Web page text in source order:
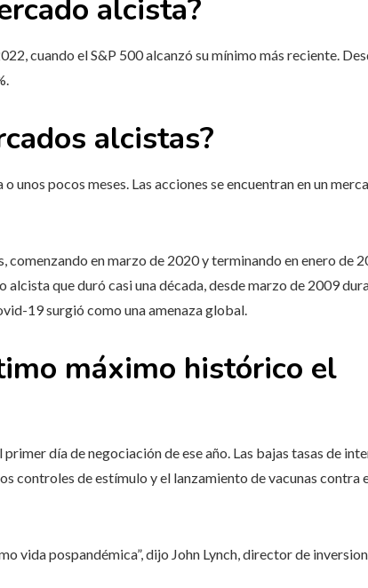
alcista?
cuando el S&P 500 alcanzó su mínimo más reciente.
alcistas?
unos pocos meses. Las acciones se encuentran en un
comenzando en marzo de 2020 y terminando en enero de
alcista que duró casi una década, desde marzo de 2009
19 surgió como una amenaza global.
máximo histórico el
día de negociación de ese año. Las bajas tasas de
controles de estímulo y el lanzamiento de vacunas contra
vida pospandémica”, dijo John Lynch, director de